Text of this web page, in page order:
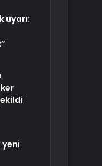
uyarı:
yeni